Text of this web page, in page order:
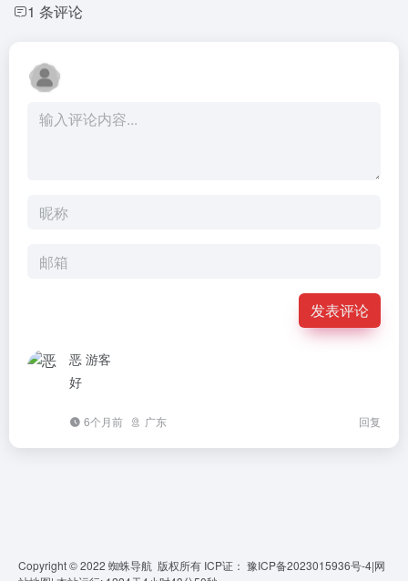
1 条评论
发表评论
恶 游客
好
6个月前 广东 回复
Copyright © 2022 蜘蛛导航 版权所有 ICP证： 豫ICP备2023015936号-4|网